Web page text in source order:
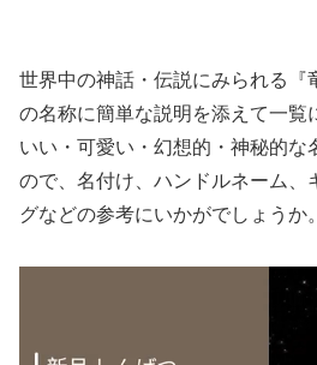
世界中の神話・伝説にみられる『
の名称に簡単な説明を添えて一覧
いい・可愛い・幻想的・神秘的な
ので、名付け、ハンドルネーム、
グなどの参考にいかがでしょうか。